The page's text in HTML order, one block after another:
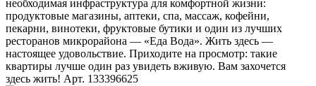
необходимая инфраструктура для комфортной жизни:
продуктовые магазины, аптеки, спа, массаж, кофейни,
пекарни, винотеки, фруктовые бутики и один из лучших
ресторанов микрорайона — «Еда Вода». Жить здесь —
настоящее удовольствие. Приходите на просмотр: такие
квартиры лучше один раз увидеть вживую. Вам захочется
здесь жить! Арт. 133396625